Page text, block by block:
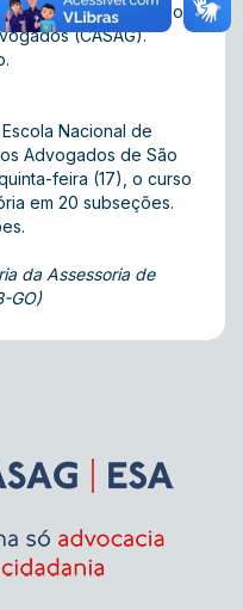
Novas, com apoio
(CASAG).
Nacional de
Advogados de São
feira (17), o curso
em 20 subseções.
da Assessoria de
GO)